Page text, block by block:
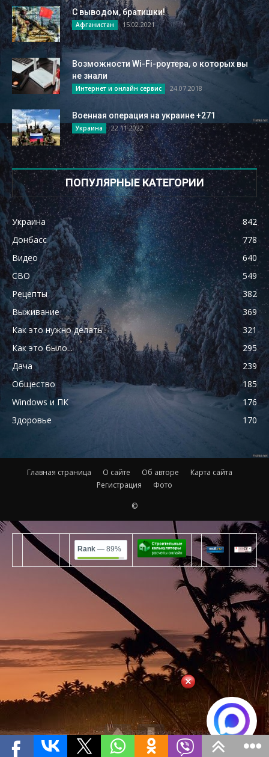
С выводом, братишки!
Афганистан 15.02.2021
Возможности Wi-Fi-роутера, о которых вы
не знали
Интернет и онлайн сервис 24.07.2018
Военная операция на украине +271
Украина 22.11.2022
ПОПУЛЯРНЫЕ КАТЕГОРИИ
Украина
842
Донбасс
778
Видео
640
СВО
549
Рецепты
382
Выживание
369
Как это нужно делать
321
Как это было...
295
Дача
239
Общество
185
Windows и ПК
176
Здоровье
170
Главная страница О сайте Об авторе
Карта сайта
Регистрация
Фото
©
Rank — 89%